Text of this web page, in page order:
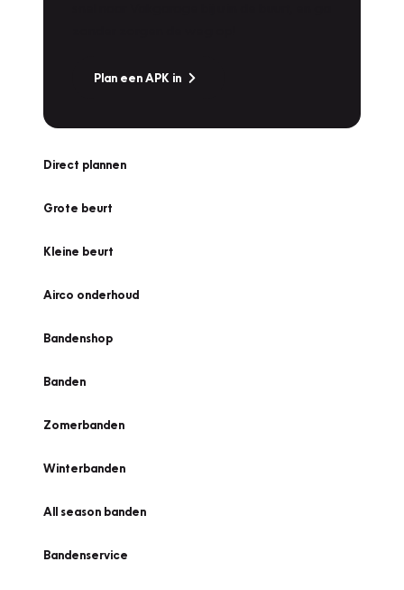
Plan een APK in
Direct plannen
Grote beurt
Kleine beurt
Airco onderhoud
Bandenshop
Banden
Zomerbanden
Winterbanden
All season banden
Bandenservice